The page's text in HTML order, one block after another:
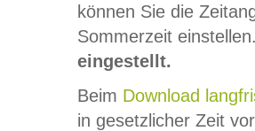
können Sie die
Sommerzeit
eingestellt.
Beim Download
in gesetzlicher Zeit